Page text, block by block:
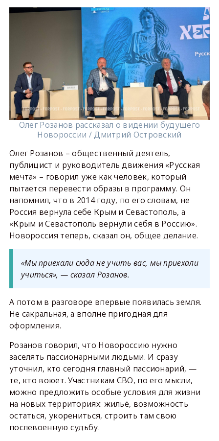
Олег Розанов рассказал о видении будущего
Новороссии / Дмитрий Островский
Олег Розанов – общественный деятель,
публицист и руководитель движения «Русская
мечта» – говорил уже как человек, который
пытается перевести образы в программу. Он
напомнил, что в 2014 году, по его словам, не
Россия вернула себе Крым и Севастополь, а
«Крым и Севастополь вернули себя в Россию».
Новороссия теперь, сказал он, общее делание.
«Мы приехали сюда не учить вас, мы приехали
учиться», — сказал Розанов.
А потом в разговоре впервые появилась земля.
Не сакральная, а вполне пригодная для
оформления.
Розанов говорил, что Новороссию нужно
заселять пассионарными людьми. И сразу
уточнил, кто сегодня главный пассионарий, —
те, кто воюет. Участникам СВО, по его мысли,
можно предложить особые условия для жизни
на новых территориях: жильё, возможность
остаться, укорениться, строить там свою
послевоенную судьбу.